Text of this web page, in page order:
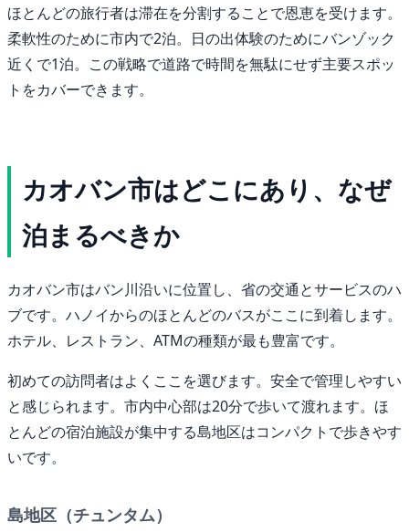
ほとんどの旅行者は滞在を分割することで恩恵を受けます。
柔軟性のために市内で2泊。日の出体験のためにバンゾック
近くで1泊。この戦略で道路で時間を無駄にせず主要スポッ
トをカバーできます。
カオバン市はどこにあり、なぜ
泊まるべきか
カオバン市はバン川沿いに位置し、省の交通とサービスのハ
ブです。ハノイからのほとんどのバスがここに到着します。
ホテル、レストラン、ATMの種類が最も豊富です。
初めての訪問者はよくここを選びます。安全で管理しやすい
と感じられます。市内中心部は20分で歩いて渡れます。ほ
とんどの宿泊施設が集中する島地区はコンパクトで歩きやす
いです。
島地区（チュンタム）